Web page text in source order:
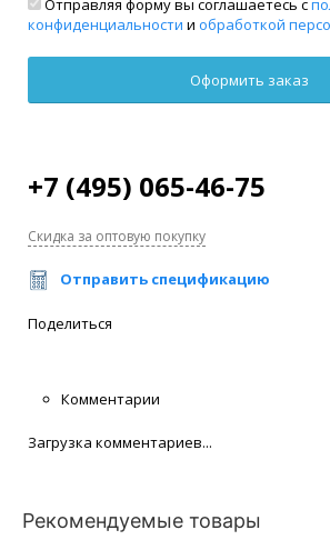
конфиденциальности и обработкой
+7 (495) 065-46-75
Скидка за оптовую покупку
Отправить спецификацию
Поделиться
Комментарии
Загрузка комментариев...
Рекомендуемые товары